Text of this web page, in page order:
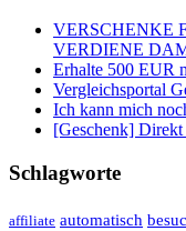
VERSCHENKE
VERDIENE
Erhalte 500 EUR
Vergleichsportal
Ich kann mich
[Geschenk]
Schlagworte
affiliate automatisch